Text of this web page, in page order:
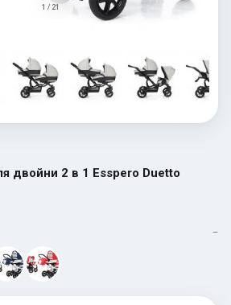
1 / 21
двойни 2 в 1 Esspero Duetto
—